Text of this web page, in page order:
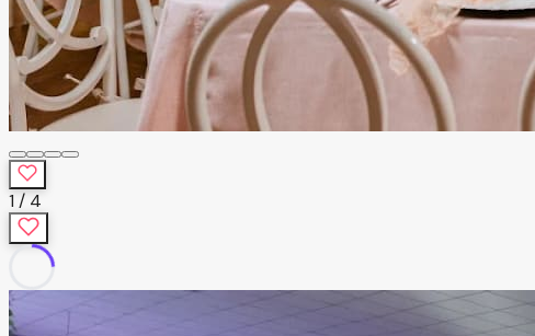
1 / 4